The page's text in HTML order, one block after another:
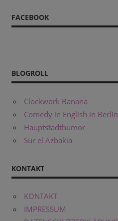
FACEBOOK
BLOGROLL
Clockwork Banana
Comedy in English in Berlin
Hauptstadthumor
Sur el Azbakia
KONTAKT
KONTAKT
IMPRESSUM